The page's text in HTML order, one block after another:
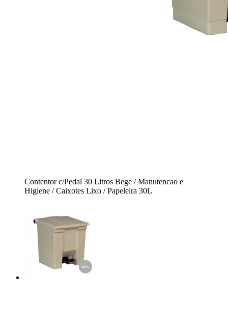
Contentor c/Pedal 30 Litros Bege / Manutencao e
Higiene / Caixotes Lixo / Papeleira 30L